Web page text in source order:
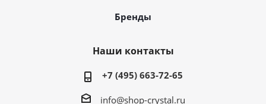
Бренды
Наши контакты
+7 (495) 663-72-65
info@shop-crystal.ru